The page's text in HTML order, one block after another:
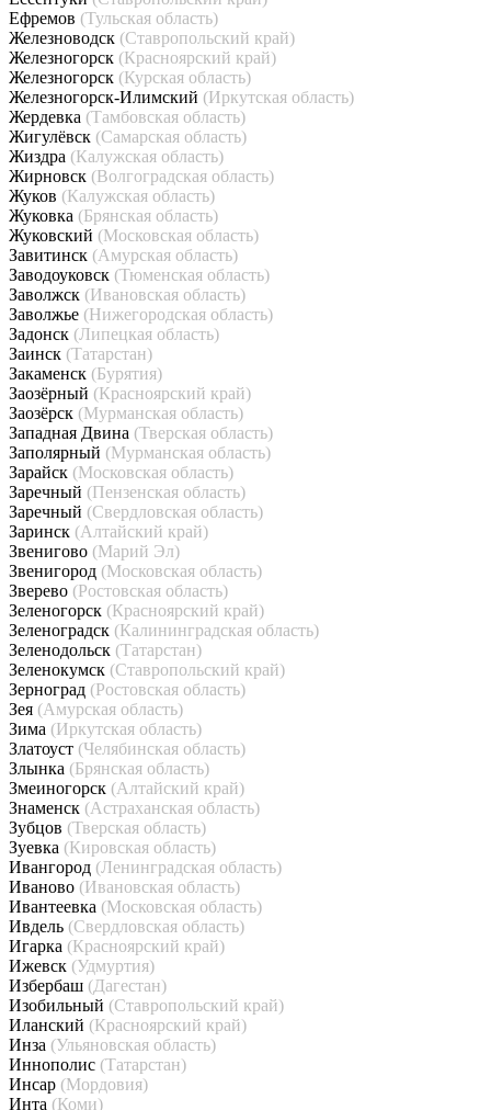
Ефремов (Тульская область)
Железноводск (Ставропольский край)
Железногорск (Красноярский край)
Железногорск (Курская область)
Железногорск-Илимский (Иркутская область)
Жердевка (Тамбовская область)
Жигулёвск (Самарская область)
Жиздра (Калужская область)
Жирновск (Волгоградская область)
Жуков (Калужская область)
Жуковка (Брянская область)
Жуковский (Московская область)
Завитинск (Амурская область)
Заводоуковск (Тюменская область)
Заволжск (Ивановская область)
Заволжье (Нижегородская область)
Задонск (Липецкая область)
Заинск (Татарстан)
Закаменск (Бурятия)
Заозёрный (Красноярский край)
Заозёрск (Мурманская область)
Западная Двина (Тверская область)
Заполярный (Мурманская область)
Зарайск (Московская область)
Заречный (Пензенская область)
Заречный (Свердловская область)
Заринск (Алтайский край)
Звенигово (Марий Эл)
Звенигород (Московская область)
Зверево (Ростовская область)
Зеленогорск (Красноярский край)
Зеленоградск (Калининградская область)
Зеленодольск (Татарстан)
Зеленокумск (Ставропольский край)
Зерноград (Ростовская область)
Зея (Амурская область)
Зима (Иркутская область)
Златоуст (Челябинская область)
Злынка (Брянская область)
Змеиногорск (Алтайский край)
Знаменск (Астраханская область)
Зубцов (Тверская область)
Зуевка (Кировская область)
Ивангород (Ленинградская область)
Иваново (Ивановская область)
Ивантеевка (Московская область)
Ивдель (Свердловская область)
Игарка (Красноярский край)
Ижевск (Удмуртия)
Избербаш (Дагестан)
Изобильный (Ставропольский край)
Иланский (Красноярский край)
Инза (Ульяновская область)
Иннополис (Татарстан)
Инсар (Мордовия)
Инта (Коми)